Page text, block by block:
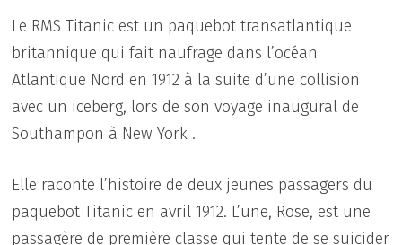
Le RMS Titanic est un paquebot transatlantique
britannique qui fait naufrage dans l’océan
Atlantique Nord en 1912 à la suite d’une collision
avec un iceberg, lors de son voyage inaugural de
Southampon à New York .
Elle raconte l’histoire de deux jeunes passagers du
paquebot Titanic en avril 1912. L’une, Rose, est une
passagère de première classe qui tente de se suicider